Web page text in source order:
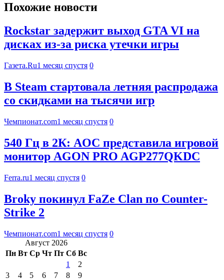
Похожие новости
Rockstar задержит выход GTA VI на
дисках из-за риска утечки игры
Газета.Ru1 месяц спустя 0
В Steam стартовала летняя распродажа
со скидками на тысячи игр
Чемпионат.com1 месяц спустя 0
540 Гц в 2К: AOC представила игровой
монитор AGON PRO AGP277QKDC
Ferra.ru1 месяц спустя 0
Broky покинул FaZe Clan по Counter-
Strike 2
Чемпионат.com1 месяц спустя 0
Август 2026
Пн Вт Ср Чт Пт Сб Вс
1
2
3
4 5 6 7 8
9